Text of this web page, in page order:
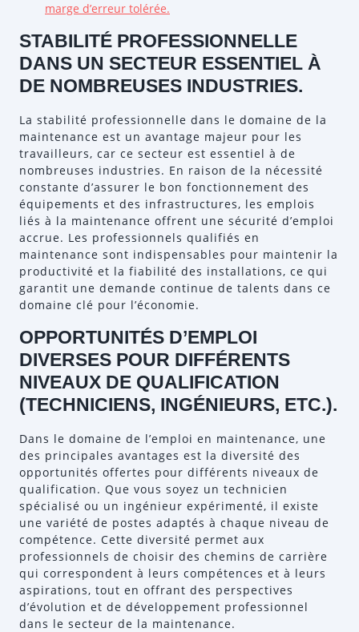
marge d’erreur tolérée.
STABILITÉ PROFESSIONNELLE
DANS UN SECTEUR ESSENTIEL À
DE NOMBREUSES INDUSTRIES.
La stabilité professionnelle dans le domaine de la
maintenance est un avantage majeur pour les
travailleurs, car ce secteur est essentiel à de
nombreuses industries. En raison de la nécessité
constante d’assurer le bon fonctionnement des
équipements et des infrastructures, les emplois
liés à la maintenance offrent une sécurité d’emploi
accrue. Les professionnels qualifiés en
maintenance sont indispensables pour maintenir la
productivité et la fiabilité des installations, ce qui
garantit une demande continue de talents dans ce
domaine clé pour l’économie.
OPPORTUNITÉS D’EMPLOI
DIVERSES POUR DIFFÉRENTS
NIVEAUX DE QUALIFICATION
(TECHNICIENS, INGÉNIEURS, ETC.).
Dans le domaine de l’emploi en maintenance, une
des principales avantages est la diversité des
opportunités offertes pour différents niveaux de
qualification. Que vous soyez un technicien
spécialisé ou un ingénieur expérimenté, il existe
une variété de postes adaptés à chaque niveau de
compétence. Cette diversité permet aux
professionnels de choisir des chemins de carrière
qui correspondent à leurs compétences et à leurs
aspirations, tout en offrant des perspectives
d’évolution et de développement professionnel
dans le secteur de la maintenance.